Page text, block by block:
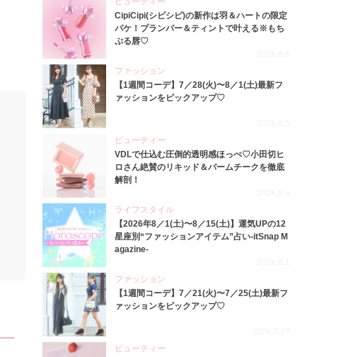
CipiCipi(シピシピ)の新作は羽＆ハートの限定
パケ！プランパー＆ティントで叶える※もち
ぷる唇♡
2026.8.6
ファッション
【1週間コーデ】7／28(火)〜8／1(土)最新フ
ァッションをピックアップ♡
2026.8.5
ビューティー
VDLで仕込む圧倒的透明感ほっぺ♡小田切ヒ
ロさん絶賛のリキッド＆バームチークを徹底
解剖！
2026.8.4
ライフスタイル
【2026年8／1(土)〜8／15(土)】運気UPの12
星座別“ファッションアイテム”占い-itSnap M
agazine-
2026.8.1
ファッション
【1週間コーデ】7／21(火)〜7／25(土)最新フ
ァッションをピックアップ♡
2026.7.29
ビューティー